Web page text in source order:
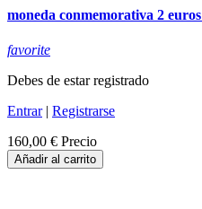
moneda conmemorativa 2
favorite
Debes de estar registrado
Entrar| Registrarse
160,00 € Precio
Añadir al carrito